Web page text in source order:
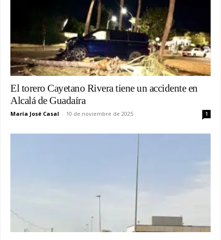
El torero Cayetano Rivera tiene un accidente en
Alcalá de Guadaíra
María José Casal - 10 de noviembre de 2025 1